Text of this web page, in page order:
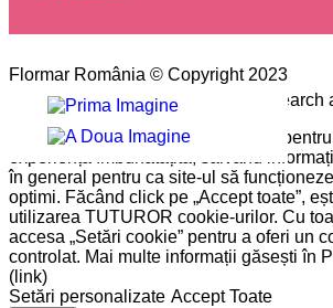
Flormar România © Copyright 2023
Please type the word you want to search
Pe site-ul nostru folosim cookie-uri
experiență îmbunătățită, salvând
în general pentru ca site-ul să
optimi. Făcând click pe „Accept toate”,
utilizarea TUTUROR cookie-urilor. Cu
accesa „Setări cookie” pentru a oferi un
controlat. Mai multe informații găsești în
(link)
Setări personalizate Accept Toate